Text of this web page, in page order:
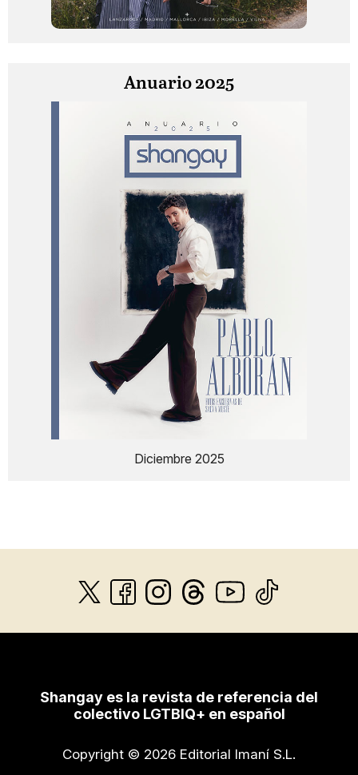
Anuario 2025
Diciembre 2025
Shangay es la revista de referencia del
colectivo LGTBIQ+ en español
Copyright © 2026 Editorial Imaní S.L.